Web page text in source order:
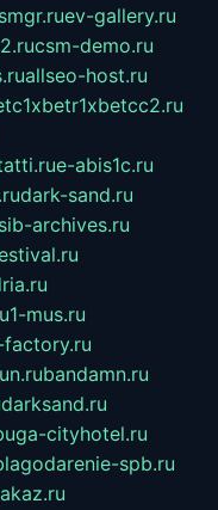
ev-gallery.ru
csm-demo.ru
allseo-host.ru
e-abis1c.ru
dark-sand.ru
sib-archives.ru
1-mus.ru
factory.ru
bandamn.ru
darksand.ru
cityhotel.ru
spb.ru